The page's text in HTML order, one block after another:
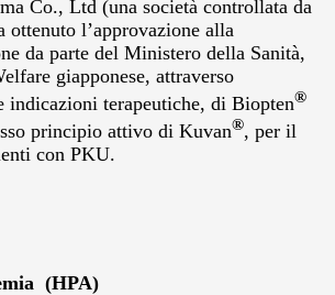
Co., Ltd (una società controllata da
l’approvazione alla
da parte del Ministero della Sanità,
giapponese, attraverso
indicazioni terapeutiche, di Biopten®
principio attivo di Kuvan®, per il
con PKU.
(HPA)